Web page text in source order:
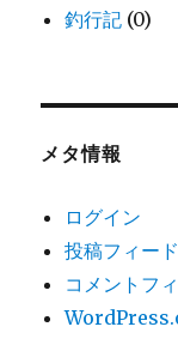
釣行記 (0)
メタ情報
ログイン
投稿フィード
コメントフ